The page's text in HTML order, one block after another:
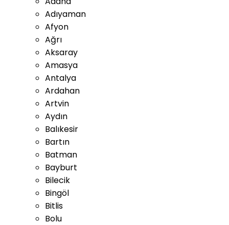
Adıyaman
Afyon
Ağrı
Aksaray
Amasya
Antalya
Ardahan
Artvin
Aydın
Balıkesir
Bartın
Batman
Bayburt
Bilecik
Bingöl
Bitlis
Bolu